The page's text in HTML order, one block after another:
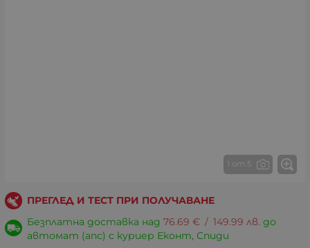
1 от 5
ПРЕГЛЕД И ТЕСТ ПРИ ПОЛУЧАВАНЕ
Безплатна доставка над 76.69 € / 149.99 лв. до
автомат (апс) с куриер Еконт, Спиди